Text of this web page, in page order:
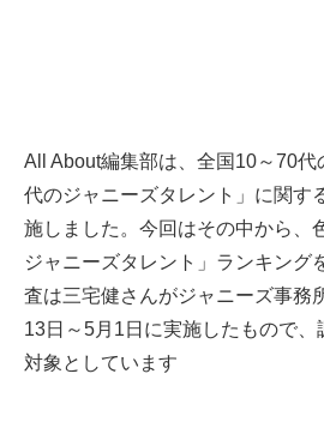
All About編集部は、全国10～70
代のジャニーズタレント」に関す
施しました。今回はその中から、
ジャニーズタレント」ランキン
査は三宅健さんがジャニーズ事務
13日～5月1日に実施したもので、
対象としています